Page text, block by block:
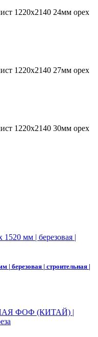
1220х2140 24мм орех
1220х2140 27мм орех
1220х2140 30мм орех
березовая | строительная |